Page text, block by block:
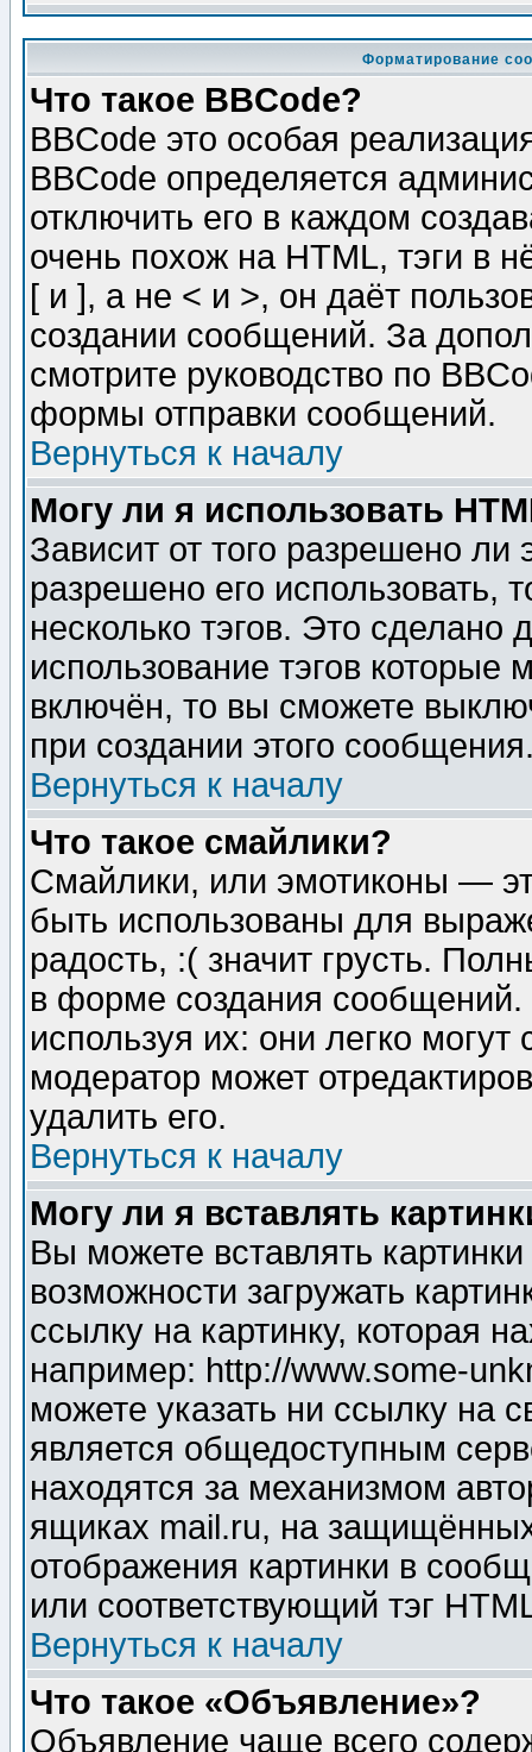
Форматирование
Что такое BBCode?
BBCode это особая
BBCode определяется
отключить его в каждом
очень похож на HTML, тэги в
[ и ], а не < и >, он даёт
создании сообщений. За
смотрите руководство по
формы отправки сообщений.
Вернуться к началу
Могу ли я использовать
Зависит от того разрешено
разрешено его использовать,
несколько тэгов. Это сделано
использование тэгов
включён, то вы сможете
при создании этого
Вернуться к началу
Что такое смайлики?
Смайлики, или эмотиконы —
быть использованы для
радость, :( значит грусть.
в форме создания сообщений.
используя их: они легко
модератор может
удалить его.
Вернуться к началу
Могу ли я вставлять
Вы можете вставлять
возможности загружать
ссылку на картинку, которая
например: http://www.some-
можете указать ни ссылку на
является общедоступным
находятся за механизмом
ящиках mail.ru, на
отображения картинки в
или соответствующий тэг
Вернуться к началу
Что такое «Объявление»?
Объявление чаще всего